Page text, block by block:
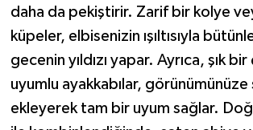
daha da pekiştirir. Zarif bir kolye
küpeler, elbisenizin ışıltısıyla
gecenin yıldızı yapar. Ayrıca, şık
uyumlu ayakkabılar,
ekleyerek tam bir uyum sağlar.